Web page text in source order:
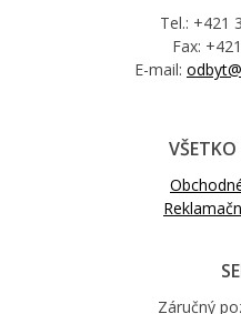
Tel.: +421
Fax:
E-mail:
Záručný